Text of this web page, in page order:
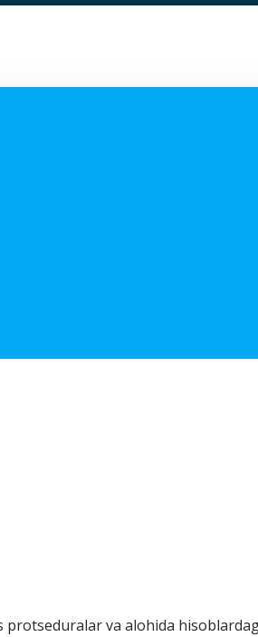
va alohida